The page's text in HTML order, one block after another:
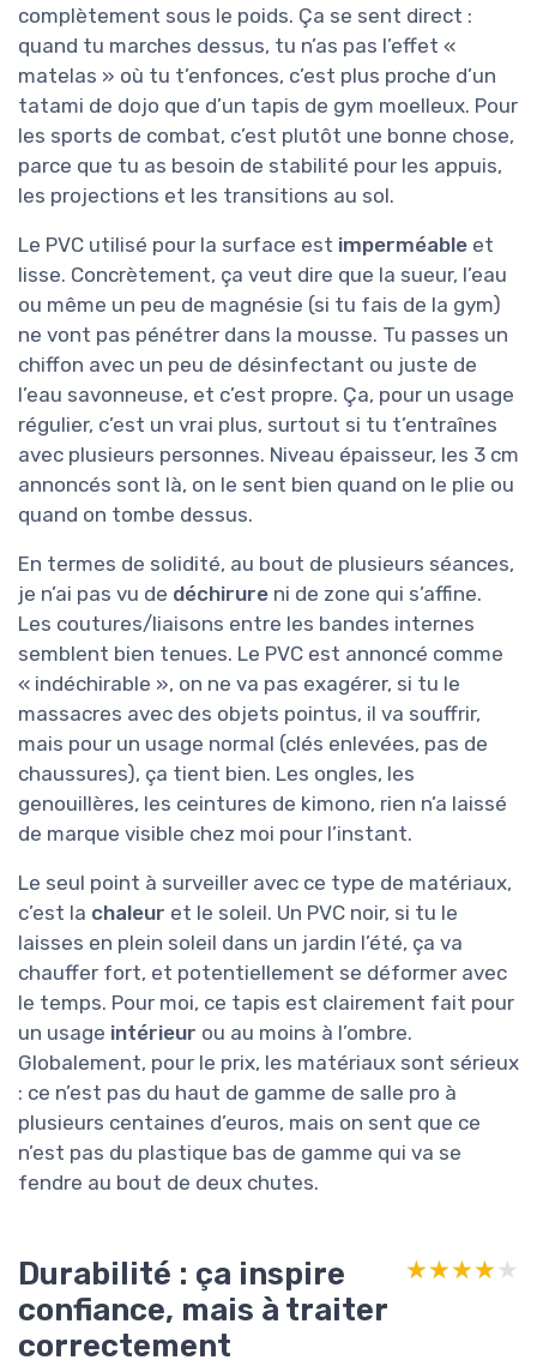
complètement sous le poids. Ça se sent direct :
quand tu marches dessus, tu n’as pas l’effet «
matelas » où tu t’enfonces, c’est plus proche d’un
tatami de dojo que d’un tapis de gym moelleux. Pour
les sports de combat, c’est plutôt une bonne chose,
parce que tu as besoin de stabilité pour les appuis,
les projections et les transitions au sol.
Le PVC utilisé pour la surface est imperméable et
lisse. Concrètement, ça veut dire que la sueur, l’eau
ou même un peu de magnésie (si tu fais de la gym)
ne vont pas pénétrer dans la mousse. Tu passes un
chiffon avec un peu de désinfectant ou juste de
l’eau savonneuse, et c’est propre. Ça, pour un usage
régulier, c’est un vrai plus, surtout si tu t’entraînes
avec plusieurs personnes. Niveau épaisseur, les 3 cm
annoncés sont là, on le sent bien quand on le plie ou
quand on tombe dessus.
En termes de solidité, au bout de plusieurs séances,
je n’ai pas vu de déchirure ni de zone qui s’affine.
Les coutures/liaisons entre les bandes internes
semblent bien tenues. Le PVC est annoncé comme
« indéchirable », on ne va pas exagérer, si tu le
massacres avec des objets pointus, il va souffrir,
mais pour un usage normal (clés enlevées, pas de
chaussures), ça tient bien. Les ongles, les
genouillères, les ceintures de kimono, rien n’a laissé
de marque visible chez moi pour l’instant.
Le seul point à surveiller avec ce type de matériaux,
c’est la chaleur et le soleil. Un PVC noir, si tu le
laisses en plein soleil dans un jardin l’été, ça va
chauffer fort, et potentiellement se déformer avec
le temps. Pour moi, ce tapis est clairement fait pour
un usage intérieur ou au moins à l’ombre.
Globalement, pour le prix, les matériaux sont sérieux
: ce n’est pas du haut de gamme de salle pro à
plusieurs centaines d’euros, mais on sent que ce
n’est pas du plastique bas de gamme qui va se
fendre au bout de deux chutes.
Durabilité : ça inspire
confiance, mais à traiter
correctement
★★★★★
★★★★★